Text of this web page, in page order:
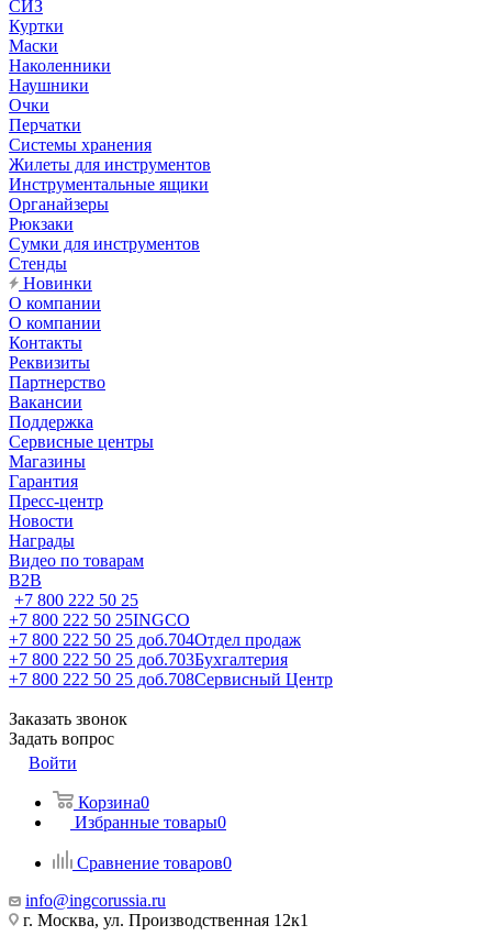
СИЗ
Куртки
Маски
Наколенники
Наушники
Очки
Перчатки
Системы хранения
Жилеты для инструментов
Инструментальные ящики
Органайзеры
Рюкзаки
Сумки для инструментов
Стенды
Новинки
О компании
О компании
Контакты
Реквизиты
Партнерство
Вакансии
Поддержка
Сервисные центры
Магазины
Гарантия
Пресс-центр
Новости
Награды
Видео по товарам
B2B
+7 800 222 50 25
+7 800 222 50 25INGCO
+7 800 222 50 25 доб.704Отдел продаж
+7 800 222 50 25 доб.703Бухгалтерия
+7 800 222 50 25 доб.708Сервисный Центр
Заказать звонок
Задать вопрос
Войти
Корзина0
Избранные товары0
Сравнение товаров0
info@ingcorussia.ru
г. Москва, ул. Производственная 12к1